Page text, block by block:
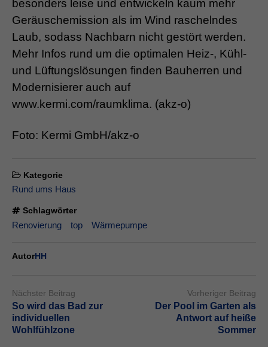
besonders leise und entwickeln kaum mehr
Geräuschemission als im Wind raschelndes
Laub, sodass Nachbarn nicht gestört werden.
Mehr Infos rund um die optimalen Heiz-, Kühl-
und Lüftungslösungen finden Bauherren und
Modernisierer auch auf
www.kermi.com/raumklima. (akz-o)
Foto: Kermi GmbH/akz-o
Kategorie
Rund ums Haus
Schlagwörter
Renovierung top Wärmepumpe
AutorHH
Nächster Beitrag
So wird das Bad zur
individuellen
Wohlfühlzone
Vorheriger Beitrag
Der Pool im Garten als
Antwort auf heiße
Sommer